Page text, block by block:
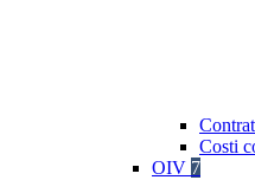
Costi
OIV 7